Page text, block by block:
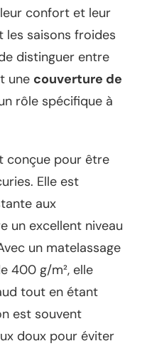
confort et leur
saisons froides
distinguer entre
une couverture de
rôle spécifique à
conçue pour être
Elle est
aux
un excellent niveau
un matelassage
400 g/m², elle
tout en étant
est souvent
doux pour éviter